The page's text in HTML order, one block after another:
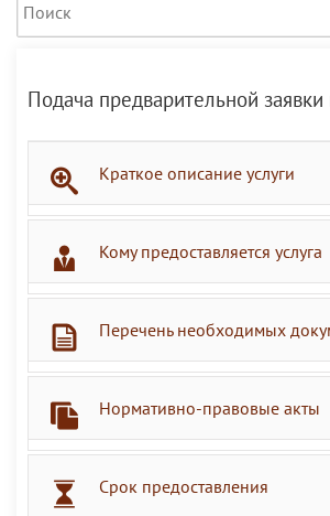
Подача предварительной заявки
Краткое описание услуги
Кому предоставляется услуга
Перечень необходимых
Нормативно-правовые акты
Срок предоставления